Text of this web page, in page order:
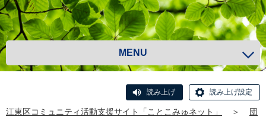
MENU
読み上げ 読み上げ設定
江東区コミュニティ活動支援サイト「ことこみゅネット」 ＞
団